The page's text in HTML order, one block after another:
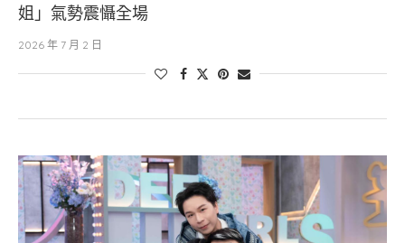
姐」氣勢震懾全場
2026 年 7 月 2 日